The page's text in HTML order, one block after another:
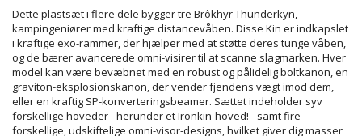
Dette plastsæt i flere dele bygger tre Brôkhyr Thunderkyn,
kampingeniører med kraftige distancevåben. Disse Kin er indkapslet
i kraftige exo-rammer, der hjælper med at støtte deres tunge våben,
og de bærer avancerede omni-visirer til at scanne slagmarken. Hver
model kan være bevæbnet med en robust og pålidelig boltkanon, en
graviton-eksplosionskanon, der vender fjendens vægt imod dem,
eller en kraftig SP-konverteringsbeamer. Sættet indeholder syv
forskellige hoveder - herunder et Ironkin-hoved! - samt fire
forskellige, udskiftelige omni-visor-designs, hvilket giver dig masser